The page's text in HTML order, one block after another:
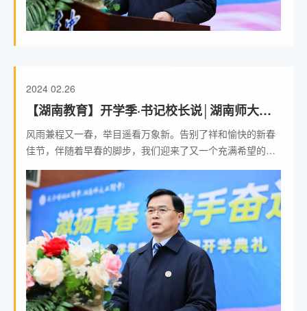
2024 02.26
【湖南教育】开学季·书记校长说│湖南师大第
二附属中学校长张胜利：做沐光而行的“热气青
年”
风雨兼程又一春，举目遥看万象新。告别了祥和愉快的新春
佳节，伴随着早春的脚步，我们迎来了又一个充满希望的新
学期，二附中美丽的校园又迎回了激情飞扬的你们。